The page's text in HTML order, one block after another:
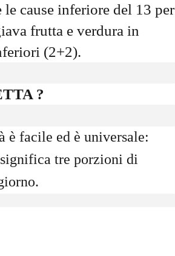
cause inferiore del 13 per
frutta e verdura in
(2+2).
?
facile ed è universale:
tre porzioni di